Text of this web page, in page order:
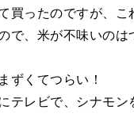
買ったのですが、こ
で、米が不味いのは
ずくてつらい！
テレビで、シナモ